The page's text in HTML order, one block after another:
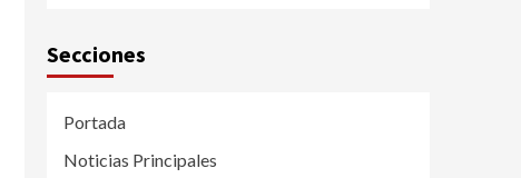
Secciones
Portada
Noticias Principales